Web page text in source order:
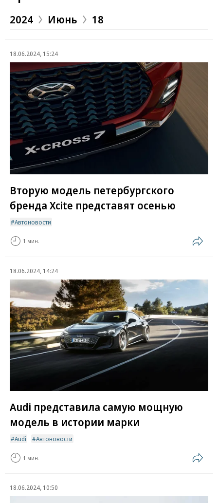
2024 Июнь 18
18.06.2024, 15:24
Вторую модель петербургского
бренда Xcite представят осенью
Автоновости
1 мин.
18.06.2024, 14:24
Audi представила самую мощную
модель в истории марки
Audi Автоновости
1 мин.
18.06.2024, 10:50